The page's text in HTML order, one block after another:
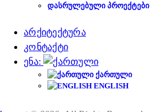
ᲓᲐᲡᲠᲣᲚᲔᲑᲣᲚᲘ ᲞᲠᲝᲔᲥᲢᲔᲑᲘ
არქიტექტურა
კონტაქტი
ენა:
ᲥᲐᲠᲗᲣᲚᲘ
ENGLISH